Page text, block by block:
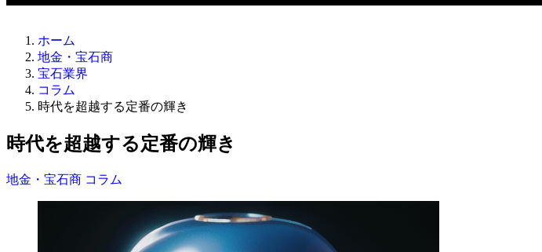
ホーム
地金・宝石商
宝石業界
コラム
時代を超越する定番の輝き
時代を超越する定番の輝き
地金・宝石商 コラム